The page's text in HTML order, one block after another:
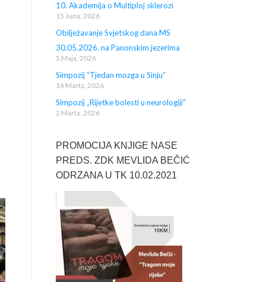
10. Akademija o Multiploj sklerozi
15 Juna, 2026
Obilježavanje Svjetskog dana MS
30.05.2026. na Panonskim jezerima
5 Maja, 2026
Simpozij “Tjedan mozga u Sinju”
16 Marta, 2026
Simpozij „Rijetke bolesti u neurologiji“
2 Marta, 2026
PROMOCIJA KNJIGE NASE
PREDS. ZDK MEVLIDA BEČIĆ
ODRZANA U TK 10.02.2021